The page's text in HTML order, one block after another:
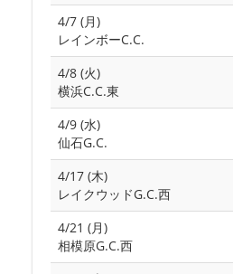
4/7 (月)
レインボーC.C.
4/8 (火)
横浜C.C.東
4/9 (水)
仙石G.C.
4/17 (木)
レイクウッドG.C.西
4/21 (月)
相模原G.C.西